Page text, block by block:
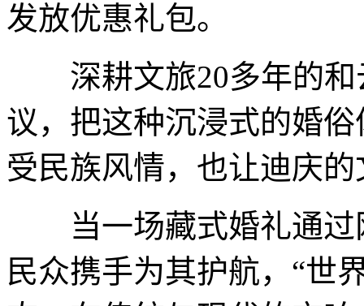
发放优惠礼包。
深耕文旅20多年的和
议，把这种沉浸式的婚
受民族风情，也让迪庆
当一场藏式婚礼通过
民众携手为其护航，“世